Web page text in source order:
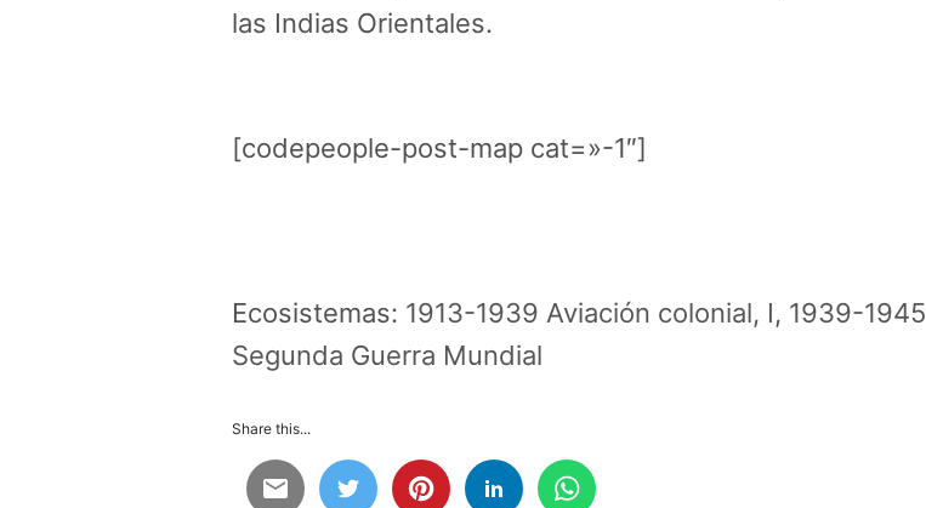
las Indias Orientales.
[codepeople-post-map cat=»-1″]
Ecosistemas: 1913-1939 Aviación colonial, I, 1939-1945
Segunda Guerra Mundial
Share this...